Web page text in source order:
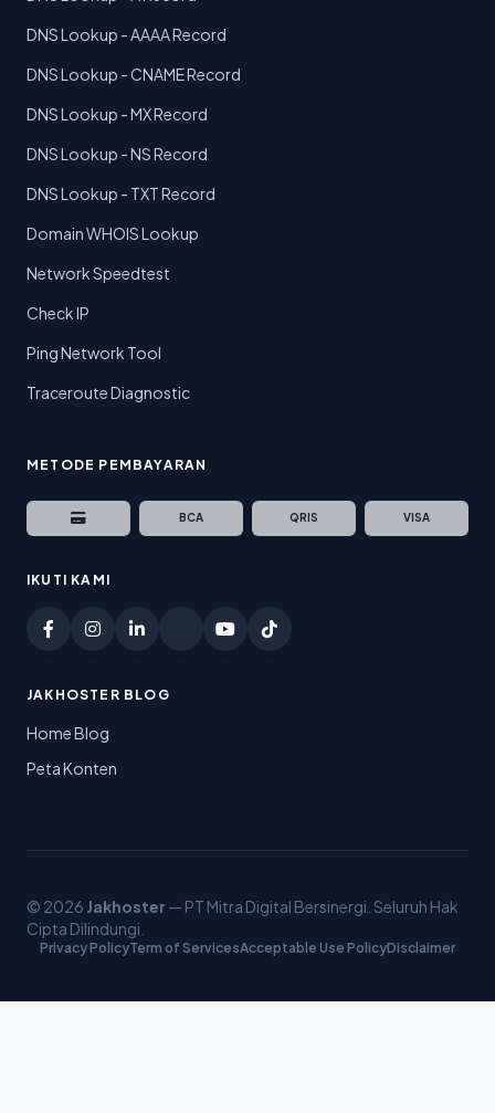
DNS Lookup - AAAA Record
DNS Lookup - CNAME Record
DNS Lookup - MX Record
DNS Lookup - NS Record
DNS Lookup - TXT Record
Domain WHOIS Lookup
Network Speedtest
Check IP
Ping Network Tool
Traceroute Diagnostic
METODE PEMBAYARAN
BCA QRIS VISA
IKUTI KAMI
JAKHOSTER BLOG
Home Blog
Peta Konten
© 2026 Jakhoster — PT Mitra Digital Bersinergi. Seluruh Hak
Cipta Dilindungi.
Privacy PolicyTerm of ServicesAcceptable Use PolicyDisclaimer